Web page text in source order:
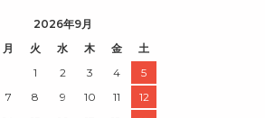
2026年9月
月 火 水 木 金
土
1
2 3 4
5
7 8 9 10 11
12